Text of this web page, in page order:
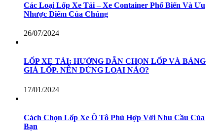
Các Loại Lốp Xe Tải – Xe Container Phổ Biến Và Ưu
Nhược Điểm Của Chúng
26/07/2024
LỐP XE TẢI: HƯỚNG DẪN CHỌN LỐP VÀ BẢNG
GIÁ LỐP. NÊN DÙNG LOẠI NÀO?
17/01/2024
Cách Chọn Lốp Xe Ô Tô Phù Hợp Với Nhu Cầu Của
Bạn